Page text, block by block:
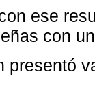
ese
con
presentó